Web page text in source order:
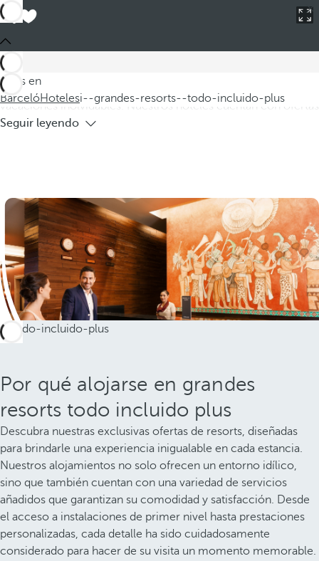
Estás en
BarcelóHotelesi--grandes-resorts--todo-incluido-plus
Barceló
i--grandes-resorts--todo-incluido-plus
plus
Descubra nuestros grandes resorts todo incluido plus, donde
la diversión y el relax se combinan para ofrecerle unas
vacaciones inolvidables. Nuestros hoteles cuentan con ofertas
Seguir leyendo
Por qué alojarse en grandes
resorts todo incluido plus
Descubra nuestras exclusivas ofertas de resorts, diseñadas
para brindarle una experiencia inigualable en cada estancia.
Nuestros alojamientos no solo ofrecen un entorno idílico,
sino que también cuentan con una variedad de servicios
añadidos que garantizan su comodidad y satisfacción. Desde
el acceso a instalaciones de primer nivel hasta prestaciones
personalizadas, cada detalle ha sido cuidadosamente
considerado para hacer de su visita un momento memorable.